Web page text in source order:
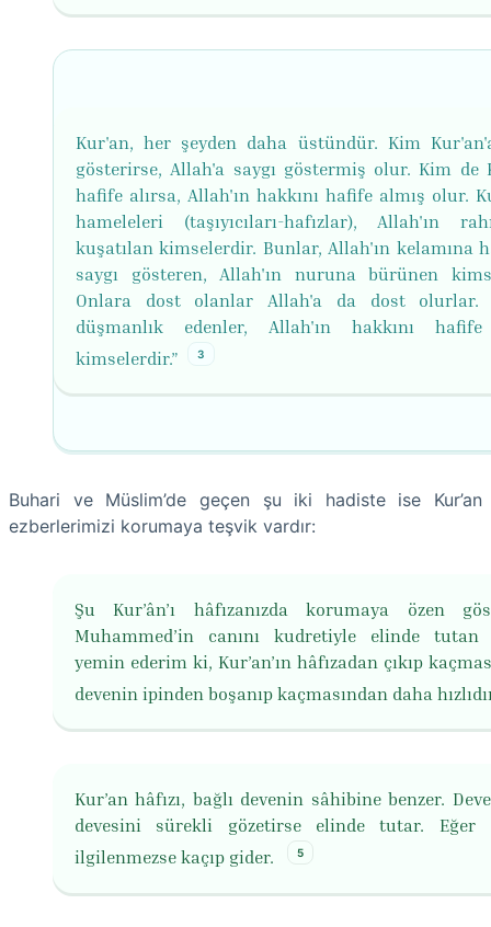
Kur'an, her şeyden daha üstündür. Kim
gösterirse, Allah'a saygı göstermiş olur. Kim de
hafife alırsa, Allah'ın hakkını hafife almış olur.
hameleleri (taşıyıcıları-hafızlar), Allah'ın
kuşatılan kimselerdir. Bunlar, Allah'ın kelamına
saygı gösteren, Allah'ın nuruna bürünen
Onlara dost olanlar Allah'a da dost olurlar.
düşmanlık edenler, Allah'ın hakkını
kimselerdir.”
3
Buhari ve Müslim’de geçen şu iki hadiste ise Kur’an
ezberlerimizi korumaya teşvik vardır:
Şu Kur’ân’ı hâfızanızda korumaya özen
Muhammed’in canını kudretiyle elinde tutan
yemin ederim ki, Kur’an’ın hâfızadan çıkıp
devenin ipinden boşanıp kaçmasından daha
Kur’an hâfızı, bağlı devenin sâhibine benzer.
devesini sürekli gözetirse elinde tutar. Eğer
ilgilenmezse kaçıp gider.
5